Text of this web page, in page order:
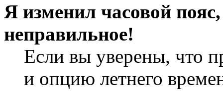
Я изменил часовой
неправильное!
Если вы уверены, что
и опцию летнего